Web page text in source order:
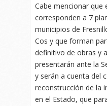
Cabe mencionar que
corresponden a 7
municipios de
Cos y que forman
definitivo de obras y
presentarán ante la
y serán a cuenta del
reconstrucción de la
en el Estado, que